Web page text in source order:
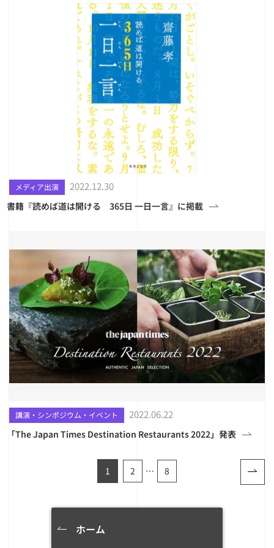
メディア出演 2022.12.30
書籍『読めば道は開ける 365日 一日一言』に掲載
講演・シンポジウム・イベント 2022.06.22
「The Japan Times Destination Restaurants 2022」発表
1 2 … 8
ホーム